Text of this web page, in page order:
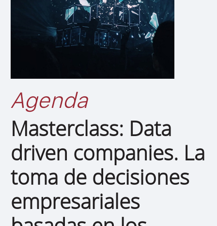
Agenda
Masterclass: Data
driven companies. La
toma de decisiones
empresariales